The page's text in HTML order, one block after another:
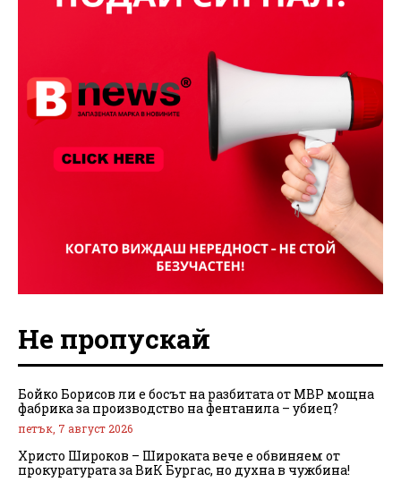
Не пропускай
Бойко Борисов ли е босът на разбитата от МВР мощна
фабрика за производство на фентанила – убиец?
петък, 7 август 2026
Христо Широков – Широката вече е обвиняем от
прокуратурата за ВиК Бургас, но духна в чужбина!